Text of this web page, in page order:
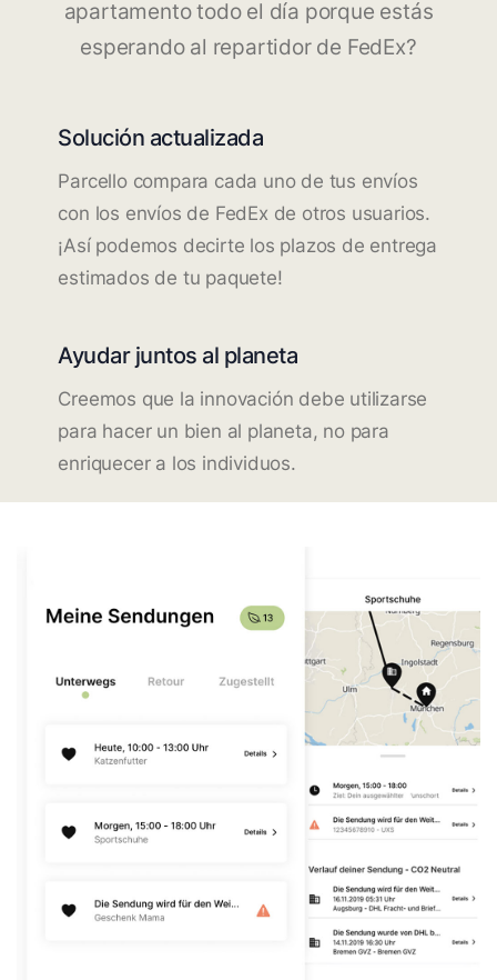
apartamento todo el día porque estás
esperando al repartidor de FedEx?
Solución actualizada
Parcello compara cada uno de tus envíos
con los envíos de FedEx de otros usuarios.
¡Así podemos decirte los plazos de entrega
estimados de tu paquete!
Ayudar juntos al planeta
Creemos que la innovación debe utilizarse
para hacer un bien al planeta, no para
enriquecer a los individuos.